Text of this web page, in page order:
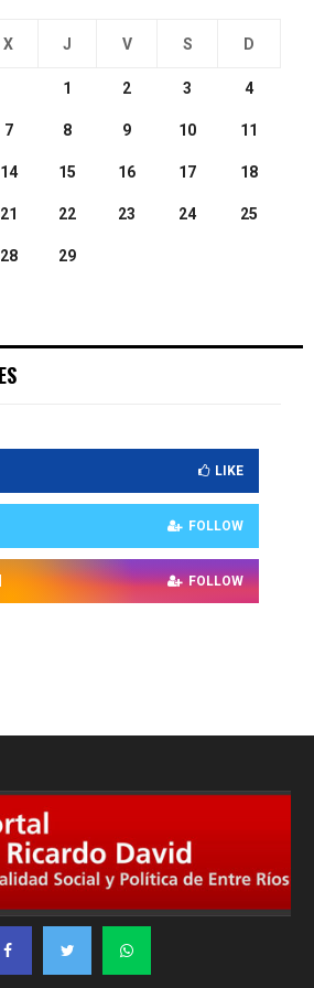
X J V S D
1 2 3 4
7 8 9 10 11
14 15 16 17 18
21 22 23 24 25
28
29
LIKE
FOLLOW
FOLLOW